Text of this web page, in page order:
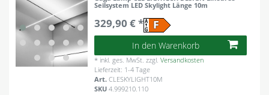
Seilsystem LED Skylight Länge 10m
329,90 € *
In den Warenkorb
* inkl. ges. MwSt. zzgl.Versandkosten
Lieferzeit: 1-4 Tage
Art.CLESKYLIGHT10M
SKU4.999210.110